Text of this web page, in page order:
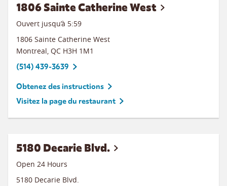
1806 Sainte Catherine West
Ouvert jusqu’à 5:59
1806 Sainte Catherine West
Montreal, QC H3H 1M1
(514) 439-3639
Obtenez des instructions
Visitez la page du restaurant
5180 Decarie Blvd.
Open 24 Hours
5180 Decarie Blvd.